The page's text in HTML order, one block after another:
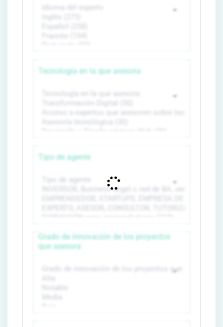
Tecnología en la que asesora
Tipo de agente
Grado de innovación de los proyectos
que asesora